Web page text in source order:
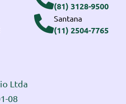
(81) 3128-9500
Santana
(11) 2504-7765
Ltda
08